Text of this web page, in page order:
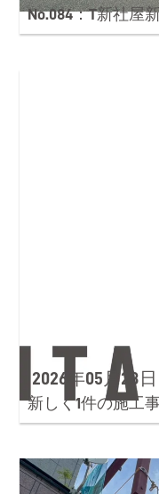
No.084：T新社屋
2026年05月28日
新しく1件の施工